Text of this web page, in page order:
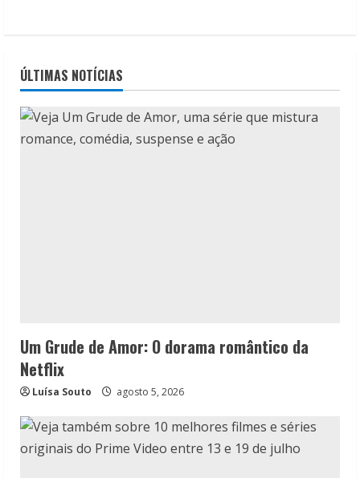
ÚLTIMAS NOTÍCIAS
Um Grude de Amor: O dorama romântico da
Netflix
Luísa Souto agosto 5, 2026